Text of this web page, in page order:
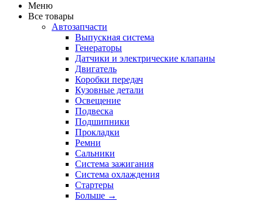
Меню
Все товары
Автозапчасти
Выпускная система
Генераторы
Датчики и электрические клапаны
Двигатель
Коробки передач
Кузовные детали
Освещение
Подвеска
Подшипники
Прокладки
Ремни
Сальники
Система зажигания
Система охлаждения
Стартеры
Больше →